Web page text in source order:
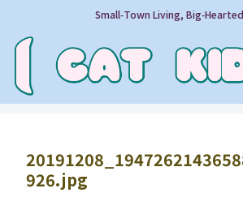
Small‑Town Living,
926.jpg